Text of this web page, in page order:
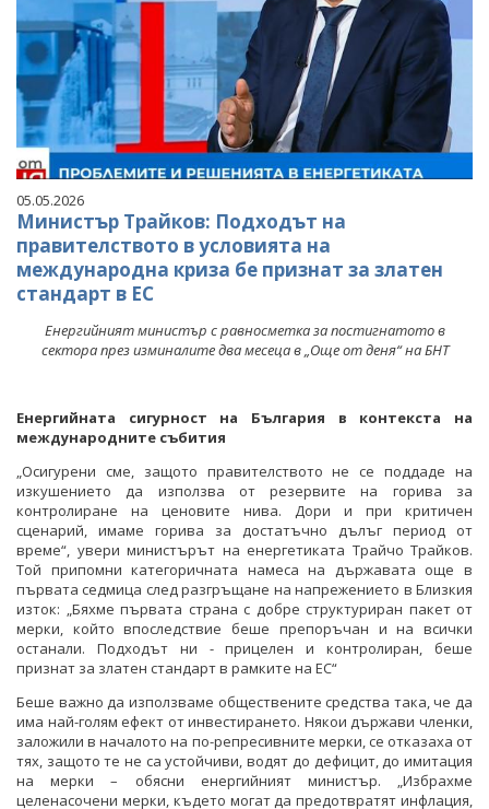
05.05.2026
Министър Трайков: Подходът на
правителството в условията на
международна криза бе признат за златен
стандарт в ЕС
Енергийният министър с равносметка за постигнатото в
сектора през изминалите два месеца в „Още от деня“ на БНТ
Енергийната сигурност на България в контекста на
международните събития
„Осигурени сме, защото правителството не се поддаде на
изкушението да използва от резервите на горива за
контролиране на ценовите нива. Дори и при критичен
сценарий, имаме горива за достатъчно дълъг период от
време“, увери министърът на енергетиката Трайчо Трайков.
Той припомни категоричната намеса на държавата още в
първата седмица след разгръщане на напрежението в Близкия
изток: „Бяхме първата страна с добре структуриран пакет от
мерки, който впоследствие беше препоръчан и на всички
останали. Подходът ни - прицелен и контролиран, беше
признат за златен стандарт в рамките на ЕС“
Беше важно да използваме обществените средства така, че да
има най-голям ефект от инвестирането. Някои държави членки,
заложили в началото на по-репресивните мерки, се отказаха от
тях, защото те не са устойчиви, водят до дефицит, до имитация
на мерки – обясни енергийният министър. „Избрахме
целенасочени мерки, където могат да предотвратят инфлация,